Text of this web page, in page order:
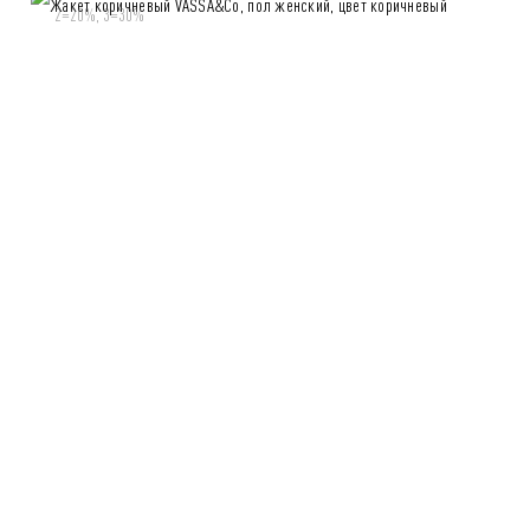
2=20%, 3=30%